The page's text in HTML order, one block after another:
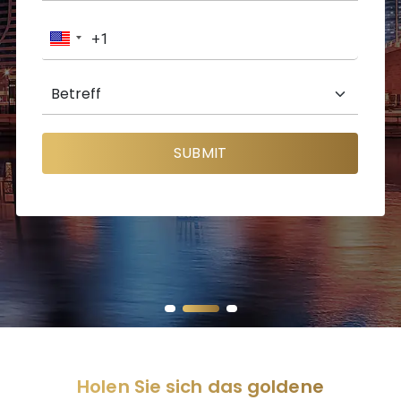
SUBMIT
Holen Sie sich das goldene